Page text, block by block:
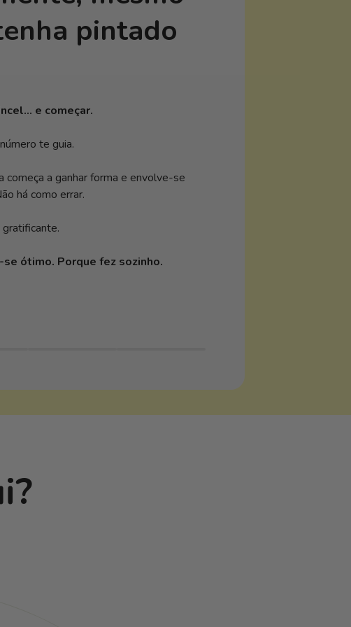
pintado
e começar.
te guia.
começa a ganhar forma e envolve-se
há como errar.
ótimo. Porque fez sozinho.